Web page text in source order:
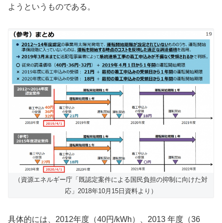
ようというものである。
（資源エネルギー庁「既認定案件による国民負担の抑制に向けた対
応」2018年10月15日資料より）
具体的には、2012年度（40円/kWh）、2013 年度（36